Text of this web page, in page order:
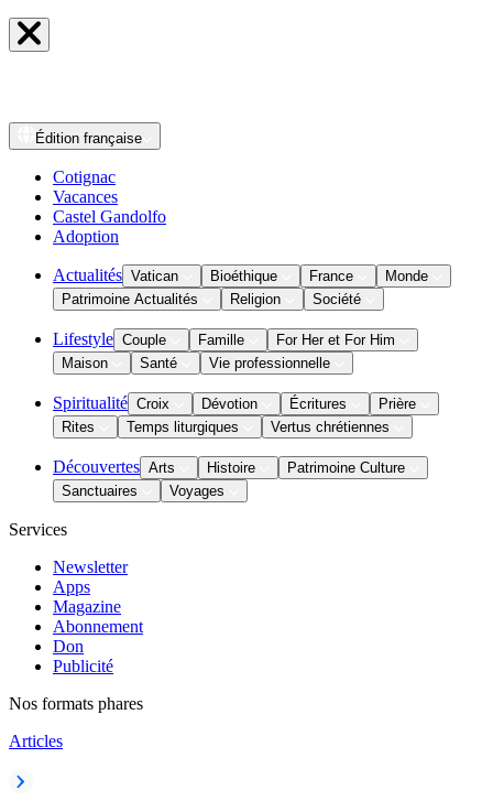
Édition française
Cotignac
Vacances
Castel Gandolfo
Adoption
Actualités Vatican Bioéthique France
Monde
Patrimoine Actualités
Religion Société
Lifestyle Couple Famille
For Her et For Him
Maison
Santé Vie professionnelle
Spiritualité Croix Dévotion Écritures
Prière
Rites
Temps liturgiques Vertus chrétiennes
Découvertes Arts Histoire
Patrimoine Culture
Sanctuaires
Voyages
Services
Newsletter
Apps
Magazine
Abonnement
Don
Publicité
Nos formats phares
Articles